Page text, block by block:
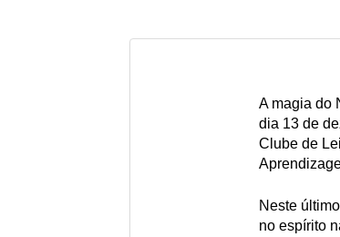
A magia do
dia 13 de
Clube de
Neste
no espírito